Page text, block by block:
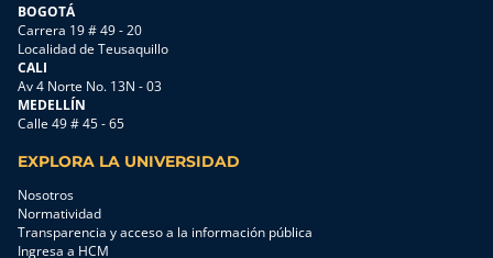
BOGOTÁ
Carrera 19 # 49 - 20
Localidad de Teusaquillo
CALI
Av 4 Norte No. 13N - 03
MEDELLÍN
Calle 49 # 45 - 65
EXPLORA LA UNIVERSIDAD
Nosotros
Normatividad
Transparencia y acceso a la información pública
Ingresa a HCM